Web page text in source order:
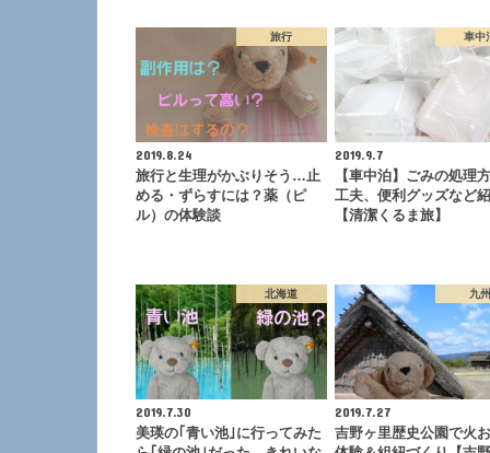
旅行
2019.8.24
旅行と生理がかぶりそう…止
める・ずらすには？薬（ピ
ル）の体験談
車中
2019.9.7
【車中泊】ごみの処理
工夫、便利グッズなど
【清潔くるま旅】
北海道
2019.7.30
美瑛の｢青い池｣に行ってみた
九
2019.7.27
吉野ヶ里歴史公園で火